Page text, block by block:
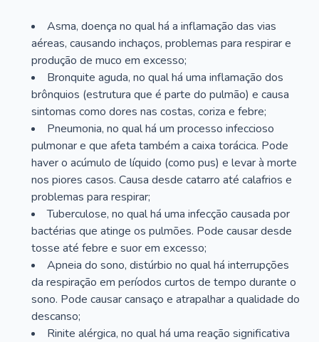
Asma, doença no qual há a inflamação das vias
aéreas, causando inchaços, problemas para respirar e
produção de muco em excesso;
Bronquite aguda, no qual há uma inflamação dos
brônquios (estrutura que é parte do pulmão) e causa
sintomas como dores nas costas, coriza e febre;
Pneumonia, no qual há um processo infeccioso
pulmonar e que afeta também a caixa torácica. Pode
haver o acúmulo de líquido (como pus) e levar à morte
nos piores casos. Causa desde catarro até calafrios e
problemas para respirar;
Tuberculose, no qual há uma infecção causada por
bactérias que atinge os pulmões. Pode causar desde
tosse até febre e suor em excesso;
Apneia do sono, distúrbio no qual há interrupções
da respiração em períodos curtos de tempo durante o
sono. Pode causar cansaço e atrapalhar a qualidade do
descanso;
Rinite alérgica, no qual há uma reação significativa